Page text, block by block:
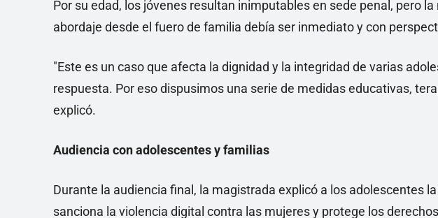
Por su edad, los jóvenes resultan inimputables en sede penal, pero
abordaje desde el fuero de familia debía ser inmediato y con
"Este es un caso que afecta la dignidad y la integridad de varias
respuesta. Por eso dispusimos una serie de medidas educativas,
explicó.
Audiencia con adolescentes y familias
Durante la audiencia final, la magistrada explicó a los adolescentes
sanciona la violencia digital contra las mujeres y protege los